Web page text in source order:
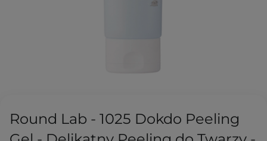
Round Lab - 1025 Dokdo Peeling